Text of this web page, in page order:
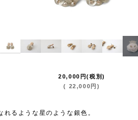
20,000 円(税別)
( 22,000 円 )
るような星のような銀色。